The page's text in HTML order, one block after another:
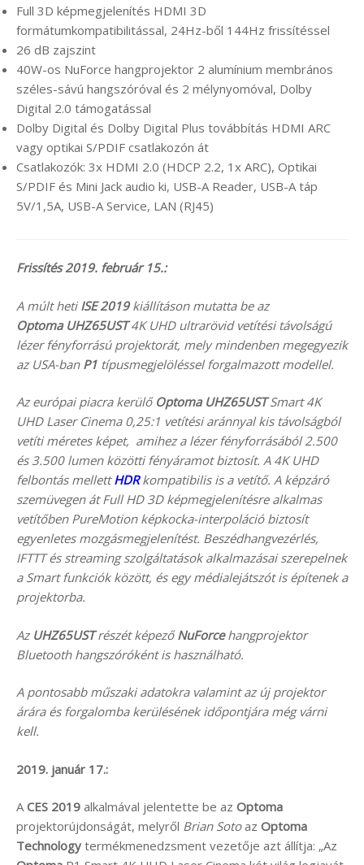
Full 3D képmegjelenítés HDMI 3D
formátumkompatibilitással, 24Hz-ből 144Hz frissítéssel
26 dB zajszint
40W-os NuForce hangprojektor 2 alumínium membrános
széles-sávú hangszóróval és 2 mélynyomóval, Dolby
Digital 2.0 támogatással
Dolby Digital és Dolby Digital Plus továbbítás HDMI ARC
vagy optikai S/PDIF csatlakozón át
Csatlakozók: 3x HDMI 2.0 (HDCP 2.2, 1x ARC), Optikai
S/PDIF és Mini Jack audio ki, USB-A Reader, USB-A táp
5V/1,5A, USB-A Service, LAN (RJ45)
Frissítés 2019. február 15.:
A múlt hetiISE 2019 kiállításon mutatta be az
Optoma UHZ65UST4K UHD ultrarövid vetítési távolságú
lézer fényforrású projektorát, mely mindenben megegyezik
az USA-ban P1 típusmegjelöléssel forgalmazott modellel.
Az európai piacra kerülő Optoma UHZ65USTSmart 4K
UHD Laser Cinema 0,25:1 vetítési aránnyal kis távolságból
vetíti méretes képet, amihez a lézer fényforrásából 2.500
és 3.500 lumen közötti fényáramot biztosít. A 4K UHD
felbontás mellettHDRkompatibilis is a vetítő. A képzáró
szemüvegen át Full HD 3D képmegjelenítésre alkalmas
vetítőben PureMotion képkocka-interpoláció biztosít
egyenletes mozgásmegjelenítést. Beszédhangvezérlés,
IFTTT és streaming szolgáltatások alkalmazásai szerepelnek
a Smart funkciók között, és egy médialejátszót is építenek a
projektorba.
Az UHZ65USTrészét képezőNuForcehangprojektor
Bluetooth hangszóróként is használható.
A pontosabb műszaki adatokra valamint az új projektor
árára és forgalomba kerülésének időpontjára még várni
kell.
2019. január 17.:
ACES 2019 alkalmával jelentette be az Optoma
projektorújdonságát, melyről Brian Sotoaz Optoma
Technology termékmenedzsment vezetője azt állítja: „Az